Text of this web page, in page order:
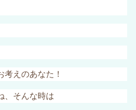
えのあなた！
、そんな時は